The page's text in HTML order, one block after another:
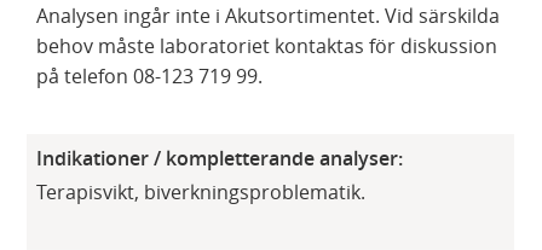
Analysen ingår inte i Akutsortimentet. Vid särskilda
behov måste laboratoriet kontaktas för diskussion
på telefon 08-123 719 99.
Indikationer / kompletterande analyser:
Terapisvikt, biverkningsproblematik.